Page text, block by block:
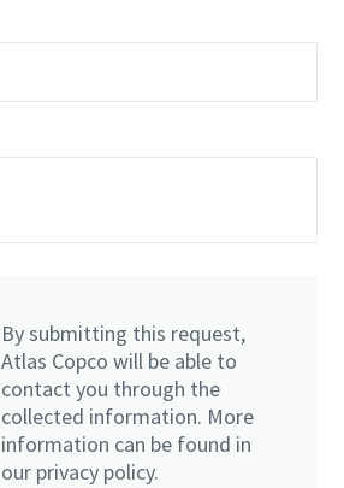
By submitting this request,
Atlas Copco will be able to
contact you through the
collected information. More
information can be found in
our privacy policy.